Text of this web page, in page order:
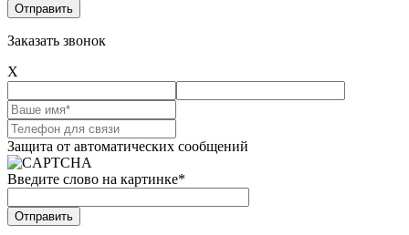
Заказать звонок
X
Защита от автоматических сообщений
Введите слово на картинке*